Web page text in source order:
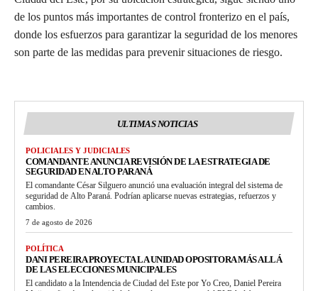
de los puntos más importantes de control fronterizo en el país,
donde los esfuerzos para garantizar la seguridad de los menores
son parte de las medidas para prevenir situaciones de riesgo.
ULTIMAS NOTICIAS
POLICIALES Y JUDICIALES
COMANDANTE ANUNCIA REVISIÓN DE LA ESTRATEGIA DE
SEGURIDAD EN ALTO PARANÁ
El comandante César Silguero anunció una evaluación integral del sistema de
seguridad de Alto Paraná. Podrían aplicarse nuevas estrategias, refuerzos y
cambios.
7 de agosto de 2026
POLÍTICA
DANI PEREIRA PROYECTA LA UNIDAD OPOSITORA MÁS ALLÁ
DE LAS ELECCIONES MUNICIPALES
El candidato a la Intendencia de Ciudad del Este por Yo Creo, Daniel Pereira